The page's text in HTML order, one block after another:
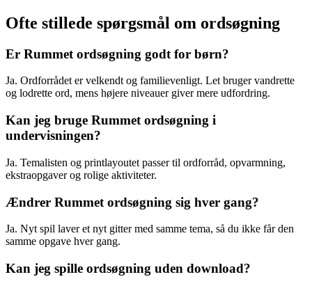
Ofte stillede spørgsmål om ordsøgning
Er Rummet ordsøgning godt for børn?
Ja. Ordforrådet er velkendt og familievenligt. Let bruger vandrette
og lodrette ord, mens højere niveauer giver mere udfordring.
Kan jeg bruge Rummet ordsøgning i
undervisningen?
Ja. Temalisten og printlayoutet passer til ordforråd, opvarmning,
ekstraopgaver og rolige aktiviteter.
Ændrer Rummet ordsøgning sig hver gang?
Ja. Nyt spil laver et nyt gitter med samme tema, så du ikke får den
samme opgave hver gang.
Kan jeg spille ordsøgning uden download?